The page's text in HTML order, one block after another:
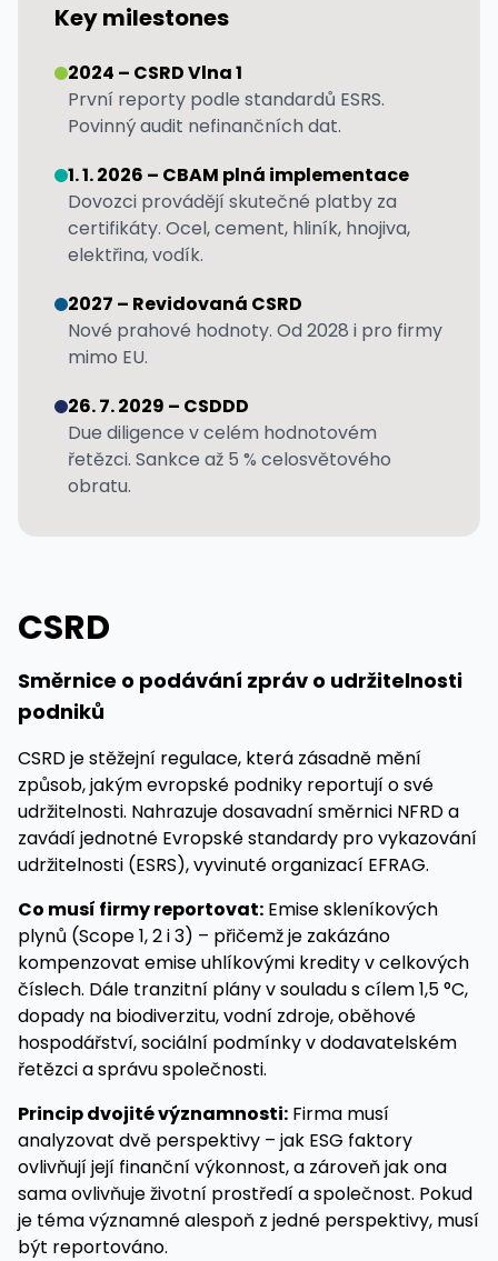
Key milestones
2024 – CSRD Vlna 1
První reporty podle standardů ESRS.
Povinný audit nefinančních dat.
1. 1. 2026 – CBAM plná implementace
Dovozci provádějí skutečné platby za
certifikáty. Ocel, cement, hliník, hnojiva,
elektřina, vodík.
2027 – Revidovaná CSRD
Nové prahové hodnoty. Od 2028 i pro firmy
mimo EU.
26. 7. 2029 – CSDDD
Due diligence v celém hodnotovém
řetězci. Sankce až 5 % celosvětového
obratu.
CSRD
Směrnice o podávání zpráv o udržitelnosti
podniků
CSRD je stěžejní regulace, která zásadně mění
způsob, jakým evropské podniky reportují o své
udržitelnosti. Nahrazuje dosavadní směrnici NFRD a
zavádí jednotné Evropské standardy pro vykazování
udržitelnosti (ESRS), vyvinuté organizací EFRAG.
Co musí firmy reportovat: Emise skleníkových
plynů (Scope 1, 2 i 3) – přičemž je zakázáno
kompenzovat emise uhlíkovými kredity v celkových
číslech. Dále tranzitní plány v souladu s cílem 1,5 °C,
dopady na biodiverzitu, vodní zdroje, oběhové
hospodářství, sociální podmínky v dodavatelském
řetězci a správu společnosti.
Princip dvojité významnosti: Firma musí
analyzovat dvě perspektivy – jak ESG faktory
ovlivňují její finanční výkonnost, a zároveň jak ona
sama ovlivňuje životní prostředí a společnost. Pokud
je téma významné alespoň z jedné perspektivy, musí
být reportováno.